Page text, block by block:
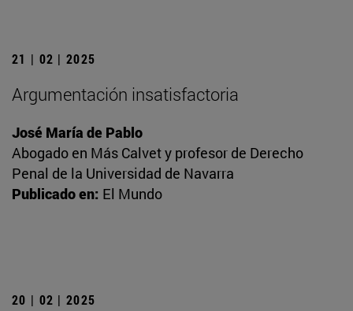
21 | 02 | 2025
Argumentación insatisfactoria
José María de Pablo
Abogado en Más Calvet y profesor de Derecho
Penal de la Universidad de Navarra
Publicado en: El Mundo
20 | 02 | 2025